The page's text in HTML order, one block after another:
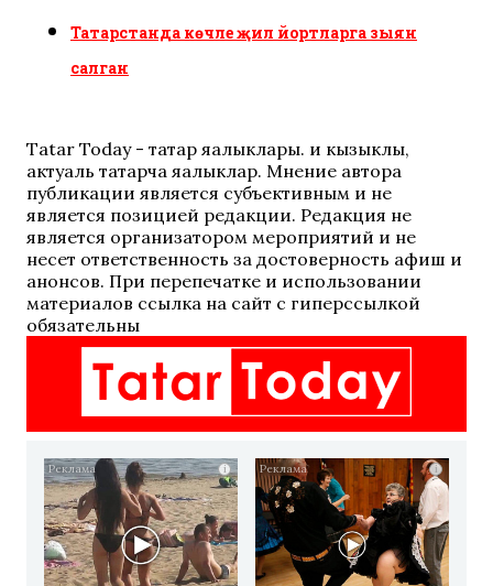
Татарстанда көчле җил йортларга зыян
салган
Tatar Today - татар яңалыклары. иң кызыклы,
актуаль татарча яңалыклар. Мнение автора
публикации является субъективным и не
является позицией редакции. Редакция не
является организатором мероприятий и не
несет ответственность за достоверность афиш и
анонсов. При перепечатке и использовании
материалов ссылка на сайт с гиперссылкой
обязательны
i i